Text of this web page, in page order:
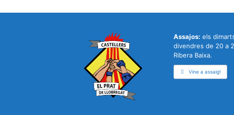
Assajos: els
divendres de 20 a
Ribera Baixa.
Vine a assaig!